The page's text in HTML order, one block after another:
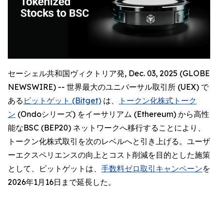
セーシェル共和国ヴィクトリア発, Dec. 03, 2025 (GLOBE
NEWSWIRE) -- 世界最大のユニバーサル取引所 (UEX) で
ある ビットゲット (Bitget) は、
トークン化株式トーク
ン (Ondoシリーズ) をイーサリアム (Ethereum) から高性
能なBSC (BEP20) ネットワークへ移行することにより、
トークン化株式取引を次のレベルへと引き上げる。ユーザ
ーエクスペリエンスの向上とコスト削減を目的とした施策
として、ビットゲットは、 手数料ゼロ取引キャンペーンを
2026年1月16日まで延長した。